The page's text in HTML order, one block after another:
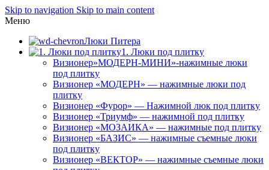
Skip to navigation Skip to main content
Меню
Люки Питера
1. Люки под плитку
Визионер»МОДЕРН-МИНИ»-нажимные люки
под плитку
Визионер «МОДЕРН» — нажимные люки под
плитку
Визионер «Фурор» — Нажимной люк под плитку
Визионер «Триумф» — нажимной под плитку
Визионер «МОЗАИКА» — нажимные под плитку
Визионер «БАЗИС» — нажимные съемные люки
под плитку
Визионер «ВЕКТОР» — нажимные съемные люки